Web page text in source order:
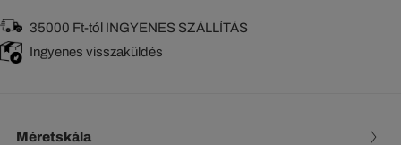
35000 Ft-tól INGYENES SZÁLLÍTÁS
Ingyenes visszaküldés
Méretskála